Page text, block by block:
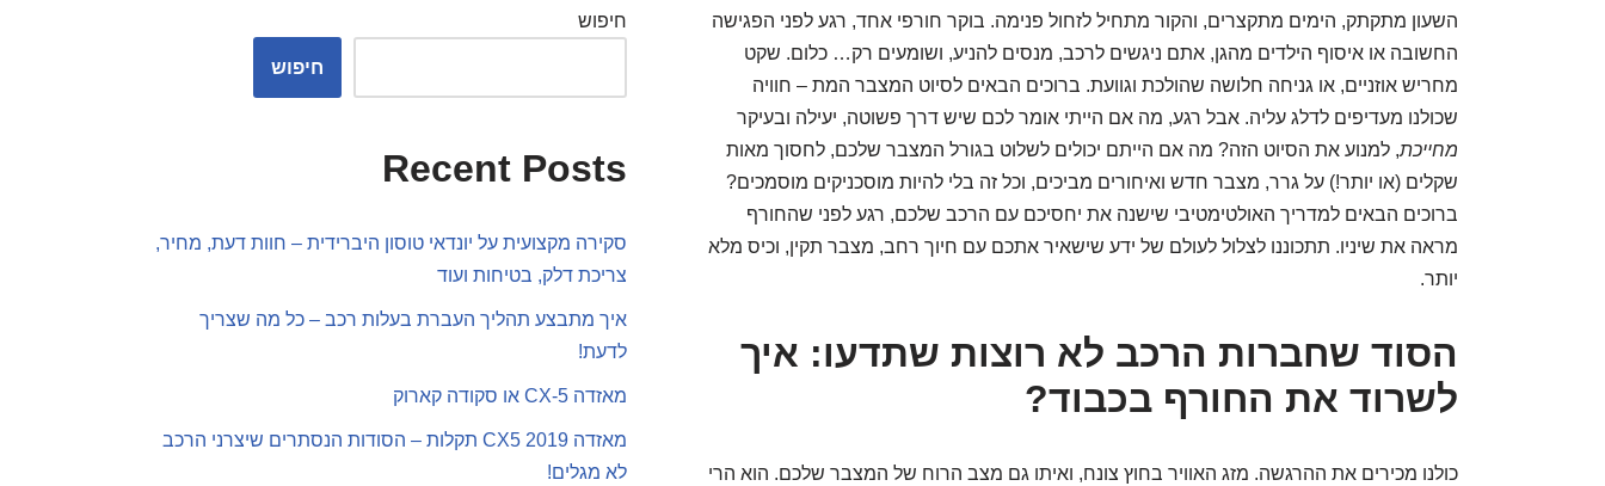
השעון מתקתק, הימים מתקצרים, והקור מתחיל לזחול פנימה. בוקר חורפי אחד, רגע לפני הפגישה
החשובה או איסוף הילדים מהגן, אתם ניגשים לרכב, מנסים להניע, ושומעים רק… כלום. שקט
מחריש אוזניים, או גניחה חלושה שהולכת וגוועת. ברוכים הבאים לסיוט המצבר המת – חוויה
שכולנו מעדיפים לדלג עליה. אבל רגע, מה אם הייתי אומר לכם שיש דרך פשוטה, יעילה ובעיקר
מחייכת, למנוע את הסיוט הזה? מה אם הייתם יכולים לשלוט בגורל המצבר שלכם, לחסוך מאות
שקלים (או יותר!) על גרר, מצבר חדש ואיחורים מביכים, וכל זה בלי להיות מוסכניקים מוסמכים?
ברוכים הבאים למדריך האולטימטיבי שישנה את יחסיכם עם הרכב שלכם, רגע לפני שהחורף
מראה את שיניו. תתכוננו לצלול לעולם של ידע שישאיר אתכם עם חיוך רחב, מצבר תקין, וכיס מלא
יותר.
הסוד שחברות הרכב לא רוצות שתדעו: איך
לשרוד את החורף בכבוד?
כולנו מכירים את ההרגשה. מזג האוויר בחוץ צונח, ואיתו גם מצב הרוח של המצבר שלכם. הוא הרי
חיפוש
חיפוש
Recent Posts
סקירה מקצועית על יונדאי טוסון היברידית – חוות דעת, מחיר,
צריכת דלק, בטיחות ועוד
איך מתבצע תהליך העברת בעלות רכב – כל מה שצריך
לדעת!
מאזדה CX-5 או סקודה קארוק
מאזדה CX5 2019 תקלות – הסודות הנסתרים שיצרני הרכב
לא מגלים!